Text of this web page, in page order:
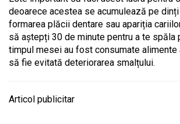
deoarece acestea se acumulează pe
formarea plăcii dentare sau apariția
să aștepți 30 de minute pentru a te spăla
timpul mesei au fost consumate
să fie evitată deteriorarea smalțului.
Articol publicitar